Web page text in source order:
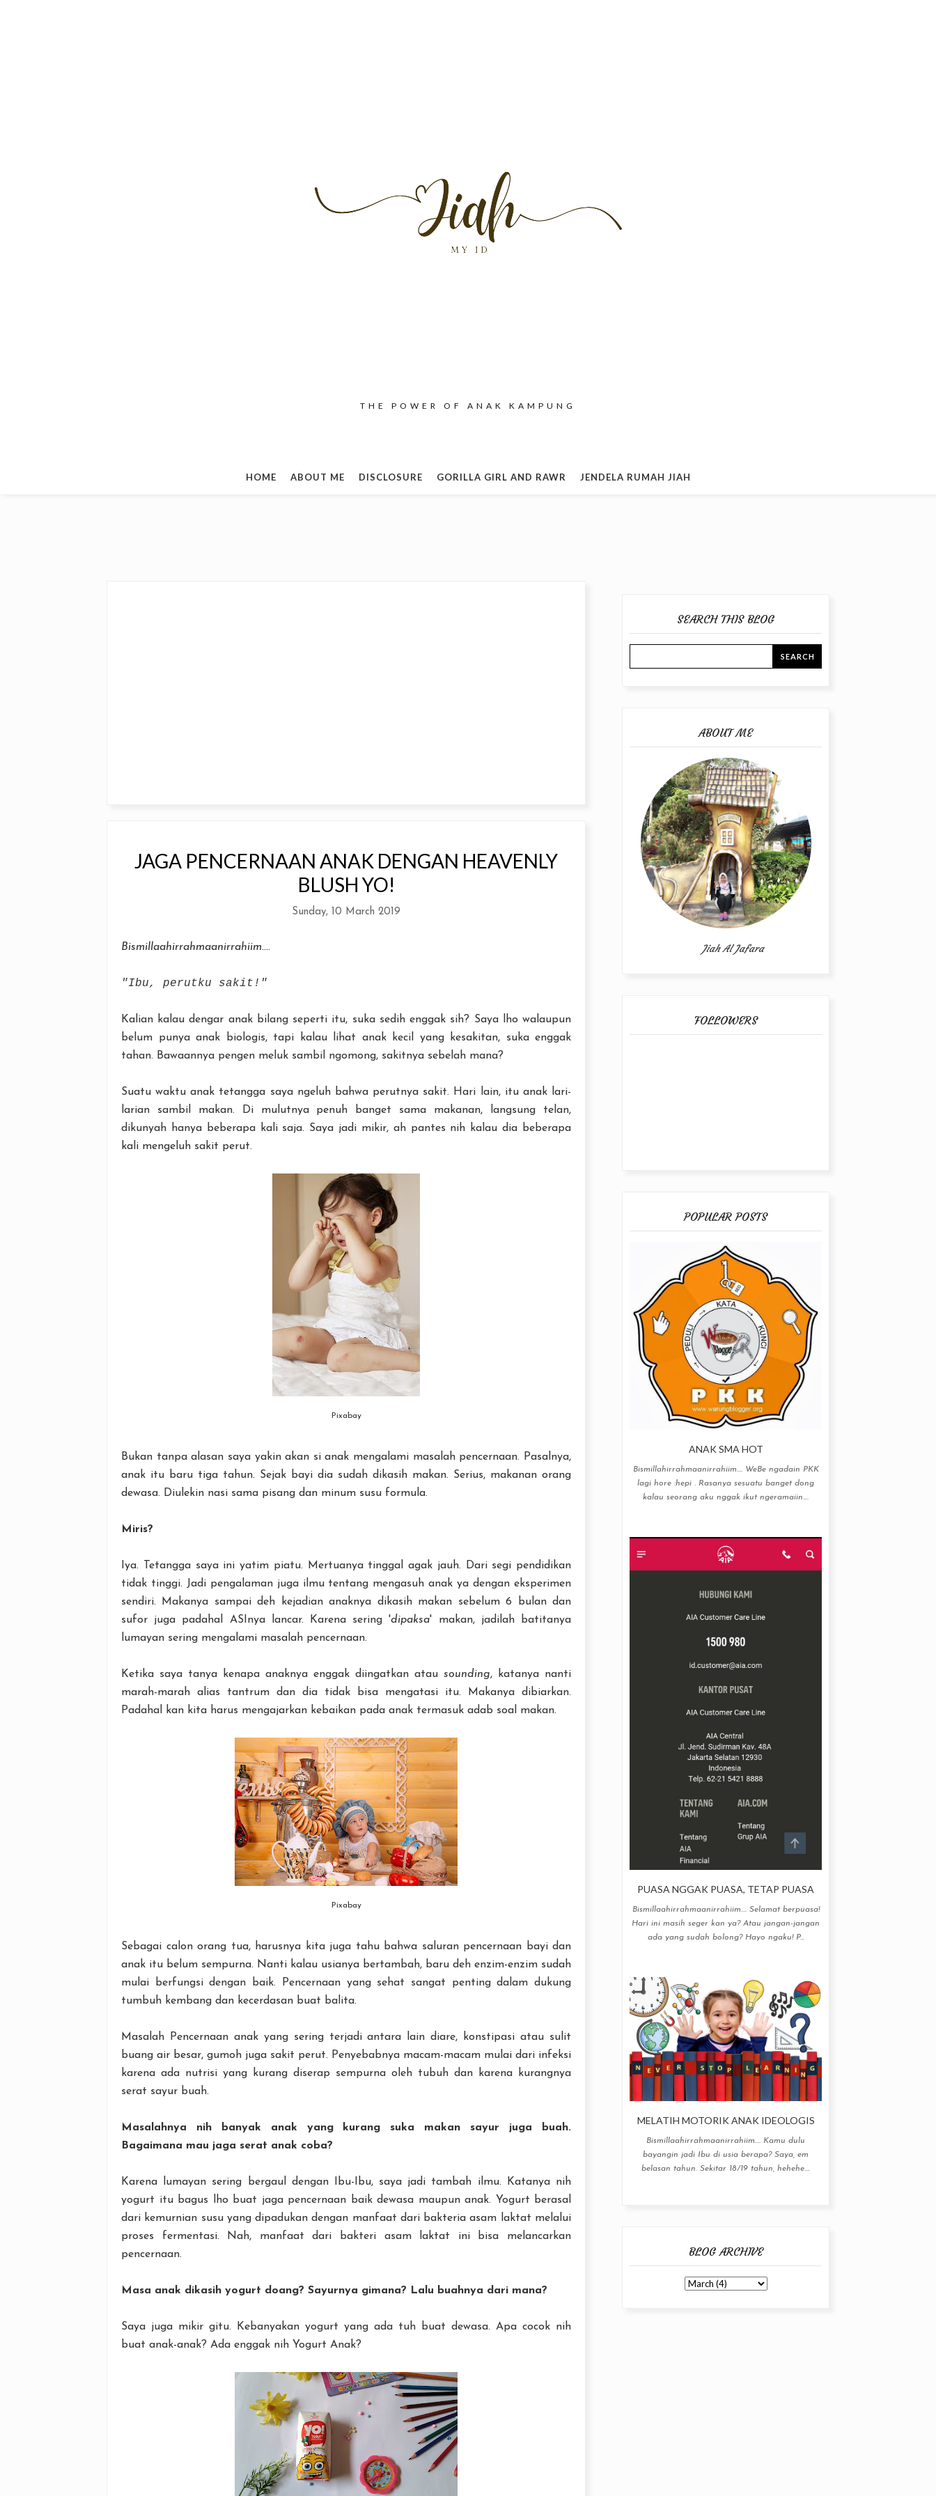
THE POWER OF ANAK KAMPUNG
HOME ABOUT ME DISCLOSURE GORILLA GIRL AND RAWR JENDELA RUMAH JIAH
JAGA PENCERNAAN ANAK DENGAN HEAVENLY
BLUSH YO!
Sunday, 10 March 2019
Bismillaahirrahmaanirrahiim....
"Ibu, perutku sakit!"
Kalian kalau dengar anak bilang seperti itu, suka sedih enggak sih? Saya lho walaupun
belum punya anak biologis, tapi kalau lihat anak kecil yang kesakitan, suka enggak
tahan. Bawaannya pengen meluk sambil ngomong, sakitnya sebelah mana?
Suatu waktu anak tetangga saya ngeluh bahwa perutnya sakit. Hari lain, itu anak lari-
larian sambil makan. Di mulutnya penuh banget sama makanan, langsung telan,
dikunyah hanya beberapa kali saja. Saya jadi mikir, ah pantes nih kalau dia beberapa
kali mengeluh sakit perut.
Pixabay
Bukan tanpa alasan saya yakin akan si anak mengalami masalah pencernaan. Pasalnya,
anak itu baru tiga tahun. Sejak bayi dia sudah dikasih makan. Serius, makanan orang
dewasa. Diulekin nasi sama pisang dan minum susu formula.
Miris?
Iya. Tetangga saya ini yatim piatu. Mertuanya tinggal agak jauh. Dari segi pendidikan
tidak tinggi. Jadi pengalaman juga ilmu tentang mengasuh anak ya dengan eksperimen
sendiri. Makanya sampai deh kejadian anaknya dikasih makan sebelum 6 bulan dan
sufor juga padahal ASInya lancar. Karena sering 'dipaksa' makan, jadilah batitanya
lumayan sering mengalami masalah pencernaan.
Ketika saya tanya kenapa anaknya enggak diingatkan atau sounding, katanya nanti
marah-marah alias tantrum dan dia tidak bisa mengatasi itu. Makanya dibiarkan.
Padahal kan kita harus mengajarkan kebaikan pada anak termasuk adab soal makan.
Pixabay
Sebagai calon orang tua, harusnya kita juga tahu bahwa saluran pencernaan bayi dan
anak itu belum sempurna. Nanti kalau usianya bertambah, baru deh enzim-enzim sudah
mulai berfungsi dengan baik. Pencernaan yang sehat sangat penting dalam dukung
tumbuh kembang dan kecerdasan buat balita.
Masalah Pencernaan anak yang sering terjadi antara lain diare, konstipasi atau sulit
buang air besar, gumoh juga sakit perut. Penyebabnya macam-macam mulai dari infeksi
karena ada nutrisi yang kurang diserap sempurna oleh tubuh dan karena kurangnya
serat sayur buah.
Masalahnya nih banyak anak yang kurang suka makan sayur juga buah.
Bagaimana mau jaga serat anak coba?
Karena lumayan sering bergaul dengan Ibu-Ibu, saya jadi tambah ilmu. Katanya nih
yogurt itu bagus lho buat jaga pencernaan baik dewasa maupun anak. Yogurt berasal
dari kemurnian susu yang dipadukan dengan manfaat dari bakteria asam laktat melalui
proses fermentasi. Nah, manfaat dari bakteri asam laktat ini bisa melancarkan
pencernaan.
Masa anak dikasih yogurt doang? Sayurnya gimana? Lalu buahnya dari mana?
Saya juga mikir gitu. Kebanyakan yogurt yang ada tuh buat dewasa. Apa cocok nih
buat anak-anak? Ada enggak nih Yogurt Anak?
SEARCH THIS BLOG
ABOUT ME
Jiah Al Jafara
FOLLOWERS
POPULAR POSTS
ANAK SMA HOT
Bismillahirrahmaanirrahiim…. WeBe ngadain PKK
lagi hore :hepi . Rasanya sesuatu banget dong
kalau seorang aku nggak ikut ngeramaiin....
PUASA NGGAK PUASA, TETAP PUASA
Bismillaahirrahmaanirrahiim.... Selamat berpuasa!
Hari ini masih seger kan ya? Atau jangan-jangan
ada yang sudah bolong? Hayo ngaku! P...
MELATIH MOTORIK ANAK IDEOLOGIS
Bismillaahirrahmaanirrahiim.... Kamu dulu
bayangin jadi Ibu di usia berapa? Saya, em
belasan tahun. Sekitar 18/19 tahun, hehehe....
BLOG ARCHIVE